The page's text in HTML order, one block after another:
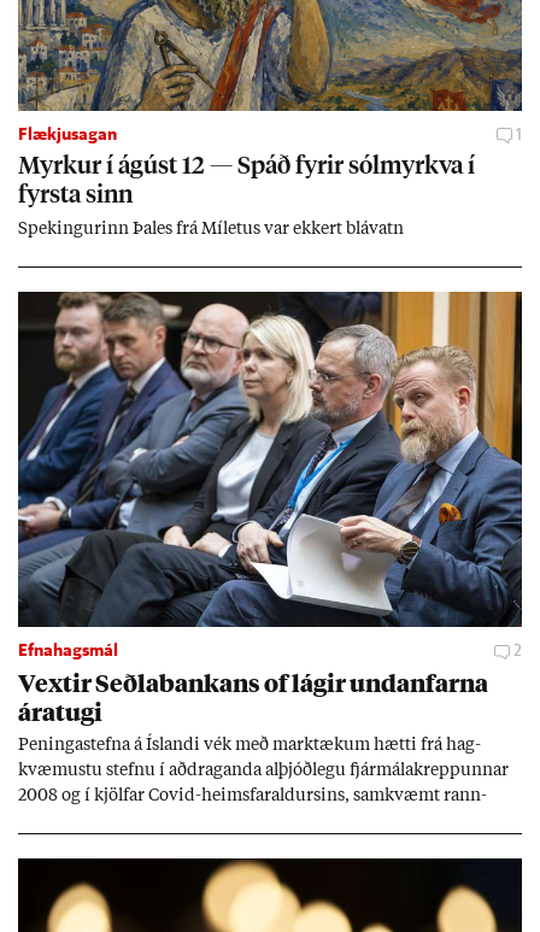
Flækjusagan 1
Myrk­ur í ág­úst 12 — Spáð fyr­ir sól­myrkva í
fyrsta sinn
Spek­ing­ur­inn Þa­les frá Míletus var ekk­ert blá­vatn
Efnahagsmál 2
Vext­ir Seðla­bank­ans of lág­ir und­an­farna
ára­tugi
Pen­inga­stefna á Ís­landi vék með mark­tæk­um hætti frá hag­
kvæm­ustu stefnu í að­drag­anda al­þjóð­legu fjár­málakrepp­unn­ar
2008 og í kjöl­far Covid-heims­far­ald­urs­ins, sam­kvæmt rann­